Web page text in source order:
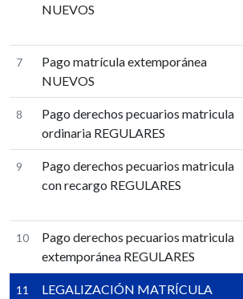
NUEVOS
7
Pago matrícula extemporánea
NUEVOS
8
Pago derechos pecuarios matricula
ordinaria REGULARES
9
Pago derechos pecuarios matricula
con recargo REGULARES
10
Pago derechos pecuarios matricula
extemporánea REGULARES
11
LEGALIZACIÓN MATRÍCULA